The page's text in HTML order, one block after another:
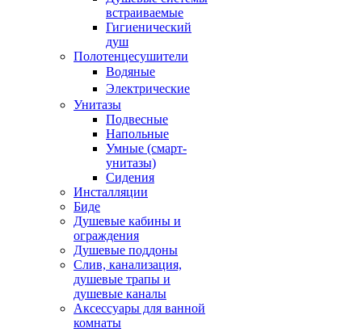
встраиваемые
Гигиенический
душ
Полотенцесушители
ㅤВодяные
ㅤЭлектрические
Унитазы
Подвесные
Напольные
Умные (смарт-
унитазы)
Сидения
Инсталляции
Биде
Душевые кабины и
ограждения
Душевые поддоны
Слив, канализация,
душевые трапы и
душевые каналы
Аксессуары для ванной
комнаты